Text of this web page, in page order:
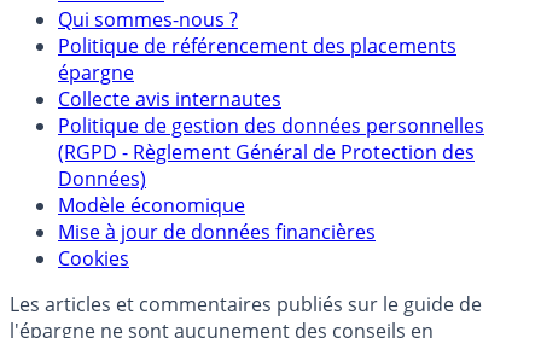
Mentions légales et Conditions d’utilisation
Partenaires
Qui sommes-nous ?
Politique de référencement des placements
épargne
Collecte avis internautes
Politique de gestion des données personnelles
(RGPD - Règlement Général de Protection des
Données)
Modèle économique
Cookies